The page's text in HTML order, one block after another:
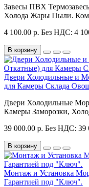
Завесы ПВХ
Холода Жары Пыли.
4 100.00 р. Без НДС: 4
В корзину
Двери Холодильные и
для Камеры Склада
Двери Холодильные
Камеры Заморозки,
39 000.00 р. Без НДС: 39
В корзину
Монтаж и Установка
Гарантией под "Ключ".